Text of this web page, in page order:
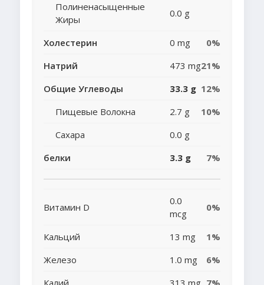
Полиненасыщенные
Жиры
0.0 g
Холестерин 0 mg
0%
Натрий
473 mg21%
Общие Углеводы
33.3 g 12%
Пищевые Волокна
2.7 g
10%
Сахара
0.0 g
белки
3.3 g 7%
Витамин D
0.0
mcg
0%
Кальций 13 mg
1%
Железо
1.0 mg
6%